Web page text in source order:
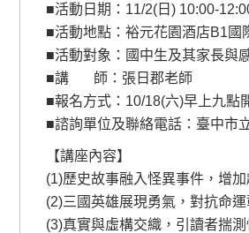
■活動日期：11/2(日) 10:00-
■活動地點：裕元花園酒店B1國
■活動對象：國中生及其家長與
■講 師：張日郡老師
■報名方式：10/18(六)早上九點
■諮詢單位及聯絡電話：臺中市
【講座內容】
(1)歷史故事融入怪異事件，增
(2)三國英雄展現勇氣，對抗命
(3)真實與虛構交織，引讀者揣